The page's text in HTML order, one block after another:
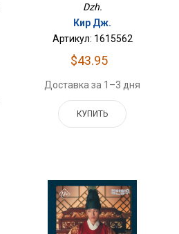
Dzh.
Кир Дж.
Артикул: 1615562
$43.95
Доставка за 1–3 дня
КУПИТЬ